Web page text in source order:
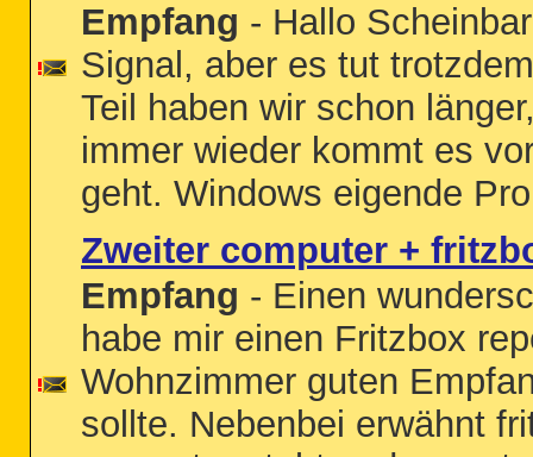
Empfang - Hallo
Signal, aber es tut
Teil haben wir schon
immer wieder kommt es
geht. Windows eigende
Zweiter computer +
Empfang - Einen
habe mir einen Fritzbox
Wohnzimmer guten
sollte. Nebenbei erwähnt